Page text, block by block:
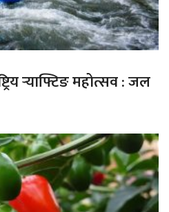
र्‍याफ्टिङ महोत्सव : जल